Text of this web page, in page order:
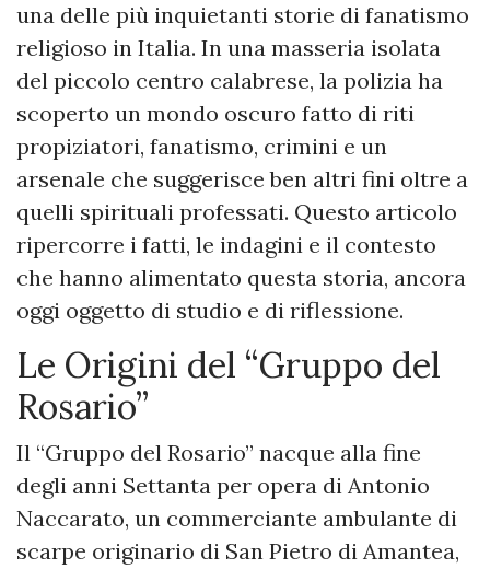
una delle più inquietanti storie di fanatismo
religioso in Italia. In una masseria isolata
del piccolo centro calabrese, la polizia ha
scoperto un mondo oscuro fatto di riti
propiziatori, fanatismo, crimini e un
arsenale che suggerisce ben altri fini oltre a
quelli spirituali professati. Questo articolo
ripercorre i fatti, le indagini e il contesto
che hanno alimentato questa storia, ancora
oggi oggetto di studio e di riflessione.
Le Origini del “Gruppo del
Rosario”
Il “Gruppo del Rosario” nacque alla fine
degli anni Settanta per opera di Antonio
Naccarato, un commerciante ambulante di
scarpe originario di San Pietro di Amantea,